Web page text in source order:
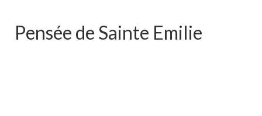
Pensée de Sainte Emilie